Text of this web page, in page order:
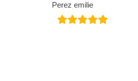
Perez emilie